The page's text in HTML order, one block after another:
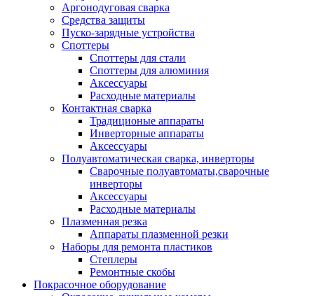
Аргонодуговая сварка
Средства защиты
Пуско-зарядные устройства
Споттеры
Споттеры для стали
Споттеры для алюминия
Аксессуары
Расходные материалы
Контактная сварка
Традиционые аппараты
Инверторные аппараты
Аксессуары
Полуавтоматическая сварка, инверторы
Сварочные полуавтоматы,сварочные
инверторы
Аксессуары
Расходные материалы
Плазменная резка
Аппараты плазменной резки
Наборы для ремонта пластиков
Степлеры
Ремонтные скобы
Покрасочное оборудование